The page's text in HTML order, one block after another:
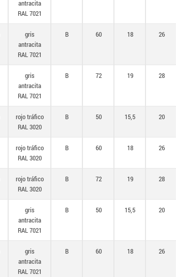
antracita
RAL 7021
gris
antracita
RAL 7021
B 60 18 26
gris
antracita
RAL 7021
B 72 19 28
rojo tráfico
RAL 3020
B 50 15,5 20
rojo tráfico
RAL 3020
B 60 18 26
rojo tráfico
RAL 3020
B 72 19 28
gris
antracita
RAL 7021
B 50 15,5 20
gris
antracita
RAL 7021
B 60 18 26